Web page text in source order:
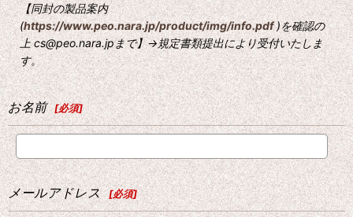
【同封の製品案内
(https://www.peo.nara.jp/product/img/info.pdf)を確認の
上 cs@peo.nara.jpまで】→規定書類提出により受付いたしま
す。
お名前 [必須]
メールアドレス [必須]